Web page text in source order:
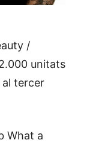
/
unitats
al tercer
What a